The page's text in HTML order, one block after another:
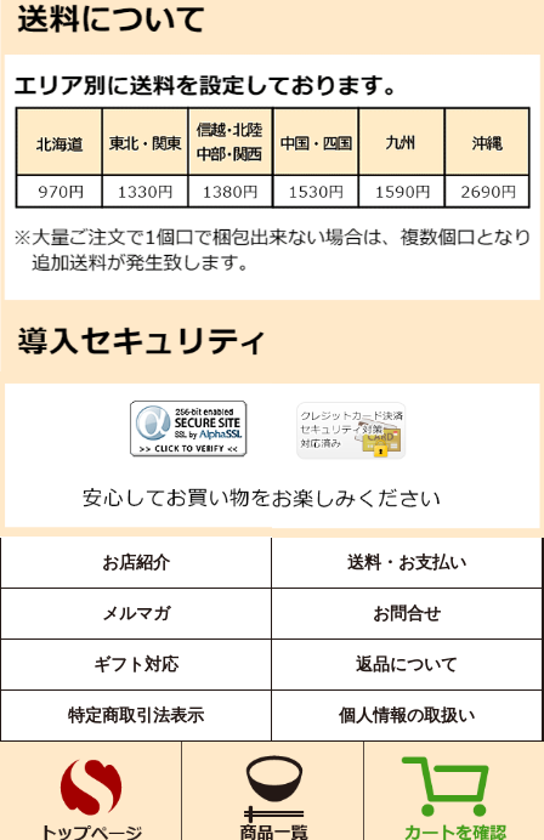
お店紹介 送料・お支払い
メルマガ お問合せ
ギフト対応 返品について
特定商取引法表示 個人情報の取扱い